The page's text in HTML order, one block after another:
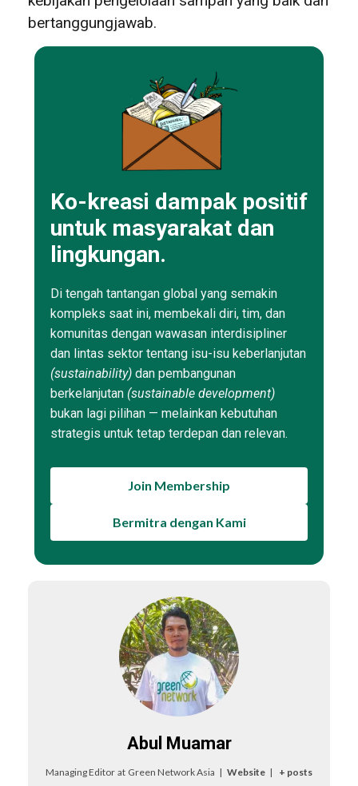
bertanggungjawab.
Ko-kreasi dampak positif
untuk masyarakat dan
lingkungan.
Di tengah tantangan global yang semakin
kompleks saat ini, membekali diri, tim, dan
komunitas dengan wawasan interdisipliner
dan lintas sektor tentang isu-isu keberlanjutan
(sustainability) dan pembangunan
berkelanjutan (sustainable development)
bukan lagi pilihan — melainkan kebutuhan
strategis untuk tetap terdepan dan relevan.
Join Membership
Bermitra dengan Kami
Abul Muamar
Managing Editor at Green Network Asia | Website | + posts